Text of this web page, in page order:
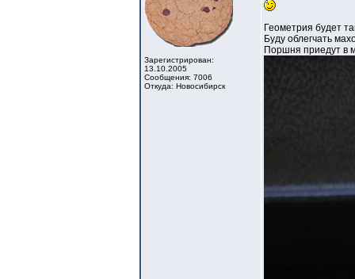
Зарегистрирован:
13.10.2005
Сообщения: 7006
Откуда: Новосибирск
Геометрия будет
Буду облегчать
Поршня приедут в